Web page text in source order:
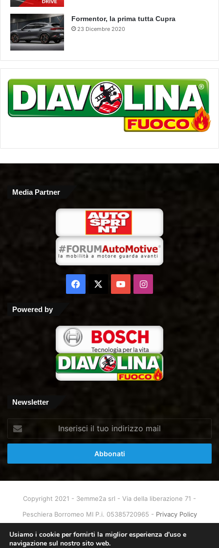
Formentor, la prima tutta Cupra
23 Dicembre 2020
Media Partner
Facebook
You Instagram
Powered by
Newsletter
tuo
mail
Copyright 2021 - 3emme2a srl - Via della liberazione 71 -
Peschiera Borromeo MI P.i. 05385720965 - Privacy Policy
Usiamo i cookie per fornirti la miglior esperienza d'uso e
navigazione sul nostro sito web.